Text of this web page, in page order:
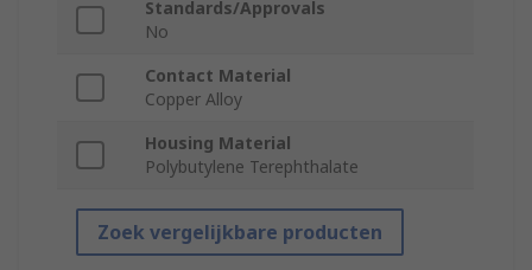
Standards/Approvals
No
Contact Material
Copper Alloy
Housing Material
Polybutylene Terephthalate
Zoek vergelijkbare producten